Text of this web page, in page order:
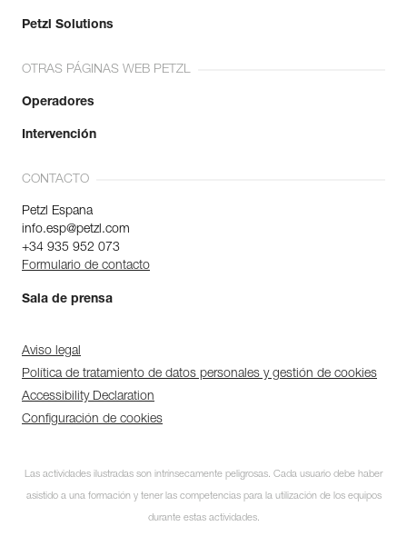
Petzl Solutions
OTRAS PÁGINAS WEB PETZL
Operadores
Intervención
CONTACTO
Petzl Espana
info.esp@petzl.com
+34 935 952 073
Formulario de contacto
Sala de prensa
Aviso legal
Política de tratamiento de datos personales y gestión de cookies
Accessibility Declaration
Configuración de cookies
Las actividades ilustradas son intrínsecamente peligrosas. Cada usuario debe haber
asistido a una formación y tener las competencias para la utilización de los equipos
durante estas actividades.